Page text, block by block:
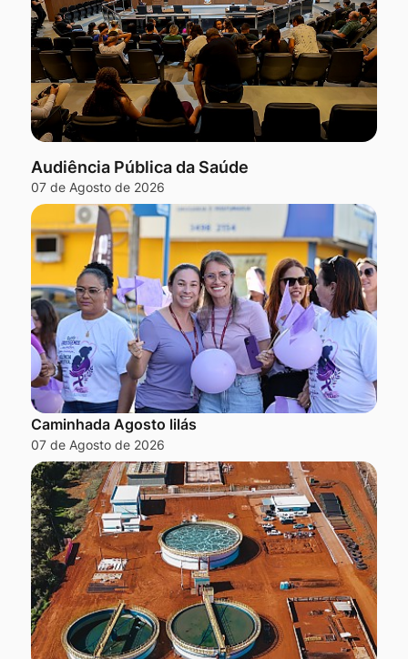
Audiência Pública da Saúde
07 de Agosto de 2026
Caminhada Agosto lilás
07 de Agosto de 2026